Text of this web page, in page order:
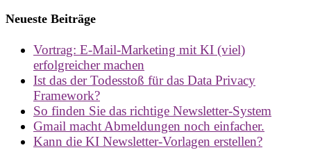
Neueste Beiträge
Vortrag: E-Mail-Marketing mit KI (viel)
erfolgreicher machen
Ist das der Todesstoß für das Data Privacy
Framework?
So finden Sie das richtige Newsletter-System
Gmail macht Abmeldungen noch einfacher.
Kann die KI Newsletter-Vorlagen erstellen?